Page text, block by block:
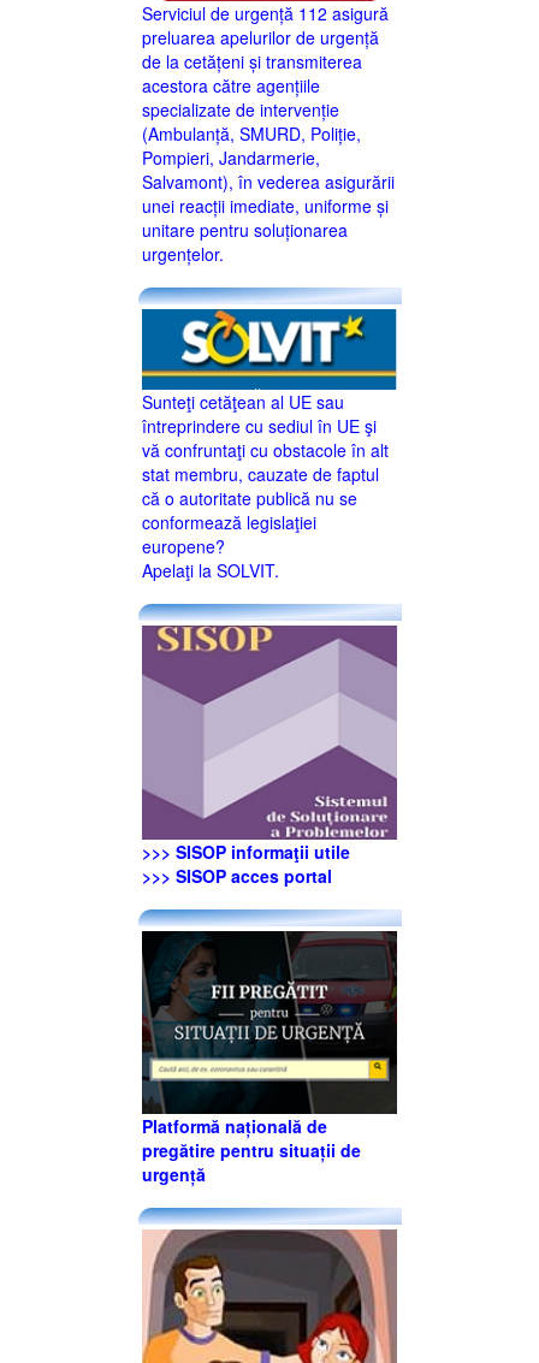
Serviciul de urgență 112 asigură
preluarea apelurilor de urgență
de la cetățeni și transmiterea
acestora către agențiile
specializate de intervenție
(Ambulanță, SMURD, Poliție,
Pompieri, Jandarmerie,
Salvamont), în vederea asigurării
unei reacții imediate, uniforme și
unitare pentru soluționarea
urgențelor.
Sunteţi cetăţean al UE sau
întreprindere cu sediul în UE şi
vă confruntaţi cu obstacole în alt
stat membru, cauzate de faptul
că o autoritate publică nu se
conformează legislaţiei
europene?
Apelaţi la SOLVIT.
>>> SISOP informaţii utile
>>> SISOP acces portal
Platformă națională de
pregătire pentru situații de
urgență